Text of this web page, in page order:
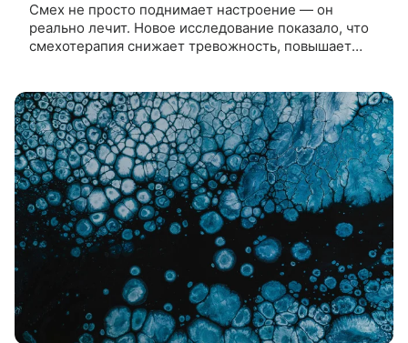
Смех не просто поднимает настроение — он
реально лечит. Новое исследование показало, что
смехотерапия снижает тревожность, повышает